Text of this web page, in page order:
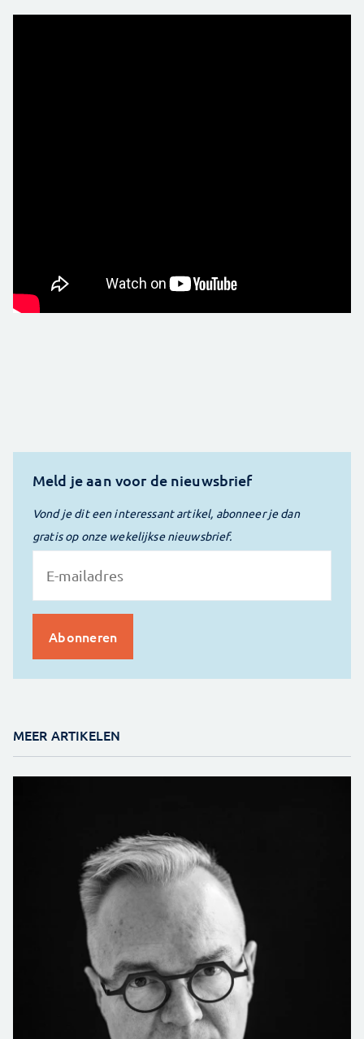
Meld je aan voor de nieuwsbrief
Vond je dit een interessant artikel, abonneer je dan
gratis op onze wekelijkse nieuwsbrief.
MEER ARTIKELEN